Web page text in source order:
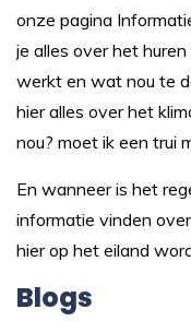
onze pagina
je alles over het
werkt en wat nou te
hier alles over het
nou? moet ik een trui
En wanneer is het
informatie vinden
hier op het eiland
Blogs